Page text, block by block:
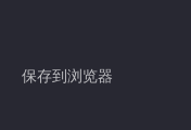
保存到浏览器